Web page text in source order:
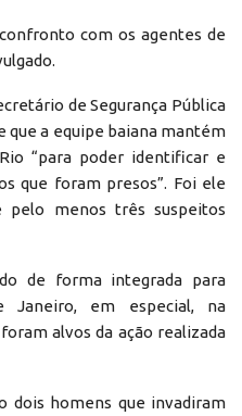
com os agentes de
de Segurança Pública
que a equipe baiana mantém
“para poder identificar e
que foram presos”. Foi ele
pelo menos três suspeitos
de forma integrada para
em especial, na
alvos da ação realizada
dois homens que invadiram